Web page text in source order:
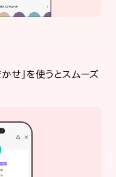
せ」を使うとスムーズ